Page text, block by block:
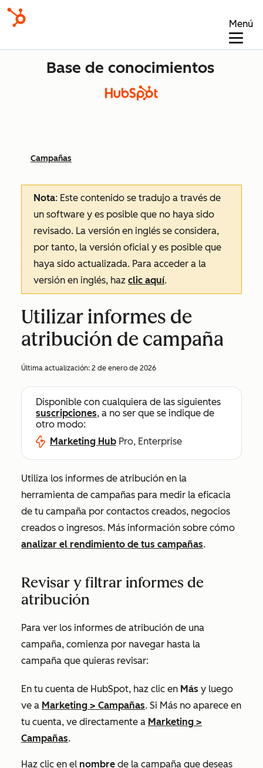
Menú
Base de conocimientos
Campañas
Nota: Este contenido se tradujo a través de
un software y es posible que no haya sido
revisado. La versión en inglés se considera,
por tanto, la versión oficial y es posible que
haya sido actualizada. Para acceder a la
versión en inglés, haz clic aquí.
Utilizar informes de
atribución de campaña
Última actualización: 2 de enero de 2026
Disponible con cualquiera de las siguientes
suscripciones, a no ser que se indique de
otro modo:
Marketing Hub Pro, Enterprise
Utiliza los informes de atribución en la
herramienta de campañas para medir la eficacia
de tu campaña por contactos creados, negocios
creados o ingresos. Más información sobre cómo
analizar el rendimiento de tus campañas.
Revisar y filtrar informes de
atribución
Para ver los informes de atribución de una
campaña, comienza por navegar hasta la
campaña que quieras revisar:
En tu cuenta de HubSpot, haz clic en Más y luego
ve a Marketing > Campañas. Si Más no aparece en
tu cuenta, ve directamente a Marketing >
Campañas.
Haz clic en el nombre de la campaña que deseas